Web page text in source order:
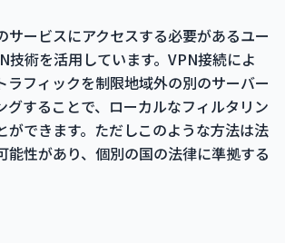
サービスにアクセスする必要があるユー
技術を活用しています。VPN接続によ
ラフィックを制限地域外の別のサーバー
グすることで、ローカルなフィルタリン
ができます。ただしこのような方法は法
能性があり、個別の国の法律に準拠する